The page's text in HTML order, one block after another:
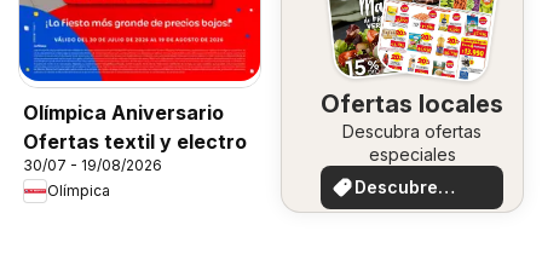
Olímpica Aniversario
Ofertas textil y electro
30/07 - 19/08/2026
Olímpica
Ofertas locales
Descubra ofertas
especiales
Descubre
ofertas